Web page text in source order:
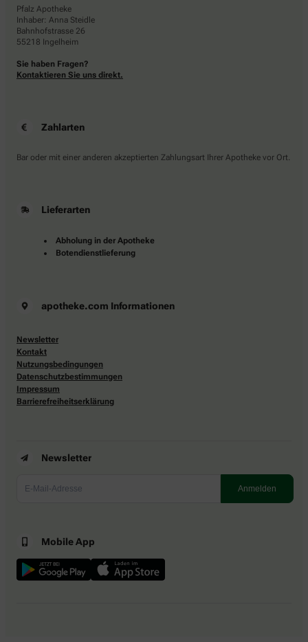
Pfalz Apotheke
Inhaber: Anna Steidle
Bahnhofstrasse 26
55218 Ingelheim
Sie haben Fragen?
Kontaktieren Sie uns direkt.
Zahlarten
Bar oder mit einer anderen akzeptierten Zahlungsart Ihrer Apotheke vor Ort.
Lieferarten
Abholung in der Apotheke
Botendienstlieferung
apotheke.com Informationen
Newsletter
Kontakt
Nutzungsbedingungen
Datenschutzbestimmungen
Impressum
Barrierefreiheitserklärung
Newsletter
Mobile App